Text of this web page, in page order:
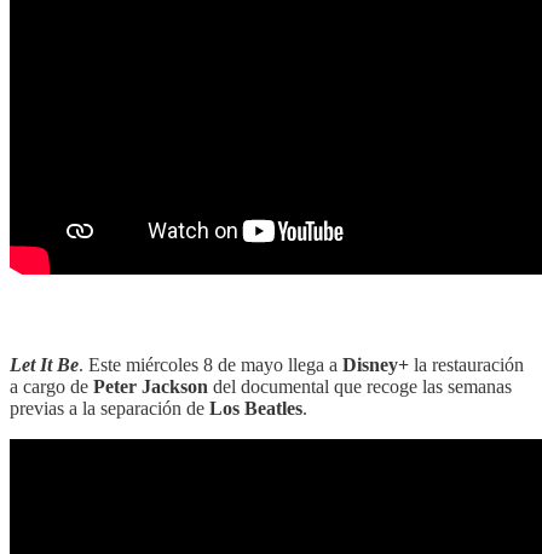
Let It Be. Este miércoles 8 de mayo llega a Disney+ la restauración
a cargo de Peter Jackson del documental que recoge las semanas
previas a la separación de Los Beatles.